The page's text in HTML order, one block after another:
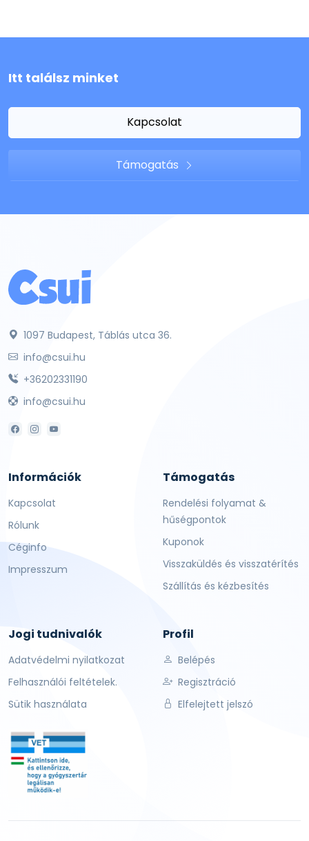
Itt találsz minket
Kapcsolat
Támogatás
1097 Budapest, Táblás utca 36.
info@csui.hu
+36202331190
info@csui.hu
Információk
Kapcsolat
Rólunk
Céginfo
Impresszum
Támogatás
Rendelési folyamat &
hűségpontok
Kuponok
Visszaküldés és visszatérítés
Szállítás és kézbesítés
Jogi tudnivalók
Adatvédelmi nyilatkozat
Felhasználói feltételek.
Sütik használata
Profil
Belépés
Regisztráció
Elfelejtett jelszó